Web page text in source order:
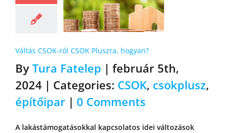
Váltás CSOK-ról CSOK Pluszra, hogyan?
By Tura Fatelep | február 5th,
2024 | Categories: CSOK, csokplusz,
építőipar | 0 Comments
A lakástámogatásokkal kapcsolatos idei változások